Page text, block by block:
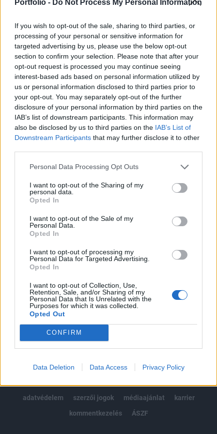
Portfolio - Do Not Process My Personal Information
If you wish to opt-out of the sale, sharing to third parties, or
processing of your personal or sensitive information for
targeted advertising by us, please use the below opt-out
section to confirm your selection. Please note that after your
opt-out request is processed you may continue seeing
interest-based ads based on personal information utilized by
us or personal information disclosed to third parties prior to
your opt-out. You may separately opt-out of the further
disclosure of your personal information by third parties on the
IAB’s list of downstream participants. This information may
also be disclosed by us to third parties on the IAB’s List of
Downstream Participants that may further disclose it to other
Personal Data Processing Opt Outs
I want to opt-out of the Sharing of my
personal data.
Opted In
I want to opt-out of the Sale of my
Personal Data.
Opted In
I want to opt-out of processing my
Personal Data for Targeted Advertising.
Opted In
I want to opt-out of Collection, Use,
Retention, Sale, and/or Sharing of my
Personal Data that Is Unrelated with the
Purposes for which it was collected.
Opted Out
CONFIRM
Data Deletion Data Access Privacy Policy
Az elnöki hivatal által kiadott közlemény szerint a kormány
ülésén azt is hozzátette, hogy Irán semmilyen, a területét
ért támadást nem hagy megtorlás nélkül. Peszeskján úgy
fogalmazott, hogy ha Izrael elfogadja a tűzszünetet
Gázában és Libanonban, és "leáll a térség elnyomott és
ártatlan lakosságának gyilkolásával", az befolyással lehet
arra, milyen választ ad...
KEDVES OLVASÓNK!
A keresett cikk a portfolio.hu hírarchívumához
tartozik, melynek olvasása előfizetéses
Az előfizetés a következőket tartalmazza:
Kötéslisták: BÉT elmúlt 2 év napon belüli
kötéslistái
Előfizetés
MÁR ELŐFIZETŐNK VAGY?BEJELENTKEZÉS
© 2026 Portfolio
adatvédelem
szerzői jogok médiaajánlat
karrier
kommentkezelés
ÁSZF